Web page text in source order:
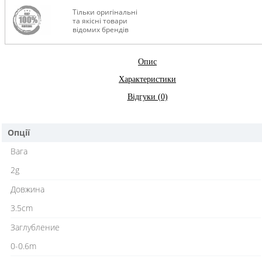
Тільки оригінальні
та якісні товари
відомих брендів
Опис
Характеристики
Відгуки (0)
Опції
Вага
2g
Довжина
3.5cm
Заглубление
0-0.6m